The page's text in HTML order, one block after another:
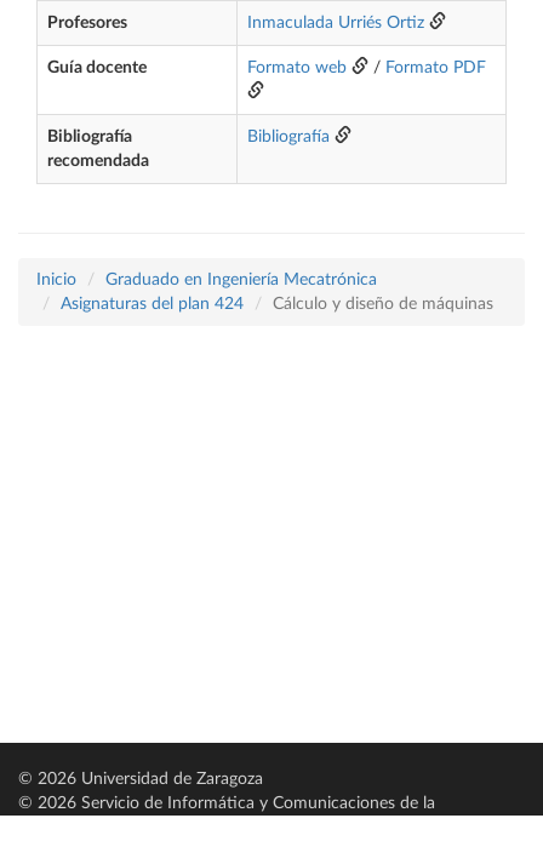
Profesores Inmaculada Urriés Ortiz
Guía docente Formato web / Formato PDF
Bibliografía
recomendada
Bibliografía
Inicio
Graduado en Ingeniería Mecatrónica
Asignaturas del plan 424
Cálculo y diseño de máquinas
© 2026 Universidad de Zaragoza
© 2026 Servicio de Informática y Comunicaciones de la